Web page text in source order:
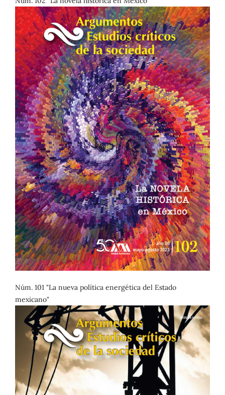
Núm. 101 "La nueva política energética del Estado
mexicano"